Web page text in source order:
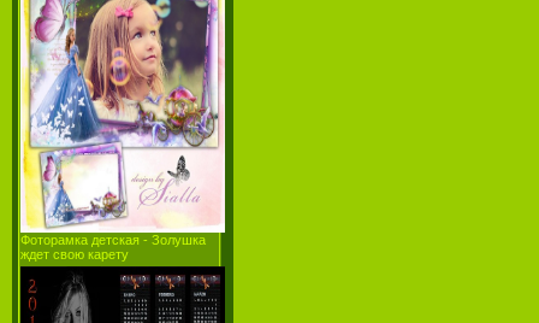
Фоторамка детская - Золушка
ждет свою карету